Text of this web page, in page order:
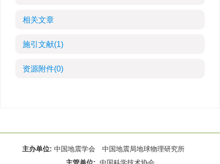
相关文章
施引文献(1)
资源附件(0)
主办单位: 中国地震学会 中国地震局地球物理研究所